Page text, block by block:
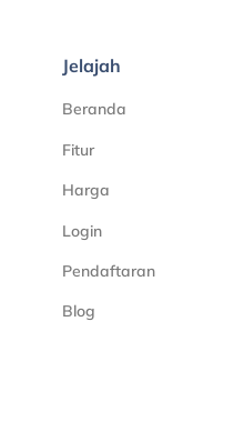
Jelajah
Beranda
Fitur
Harga
Login
Pendaftaran
Blog